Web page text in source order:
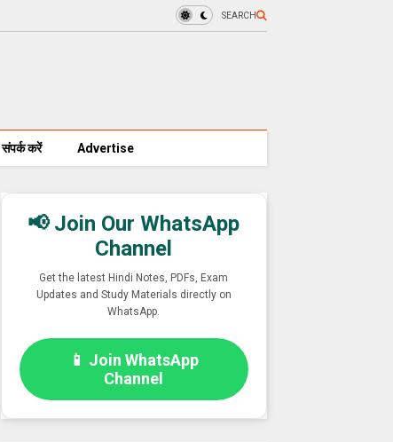
SEARCH
संपर्क करें Advertise
📢 Join Our WhatsApp
Channel
Get the latest Hindi Notes, PDFs, Exam
Updates and Study Materials directly on
WhatsApp.
📱 Join WhatsApp
Channel